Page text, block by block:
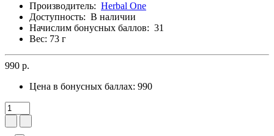
Производитель: Herbal One
Доступность: В наличии
Начислим бонусных баллов: 31
Вес: 73 г
990 р.
Цена в бонусных баллах: 990